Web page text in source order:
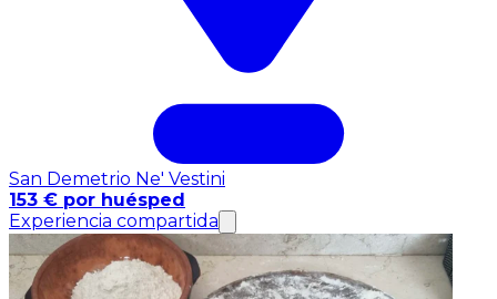
San Demetrio Ne' Vestini
153 € por huésped
Experiencia compartida